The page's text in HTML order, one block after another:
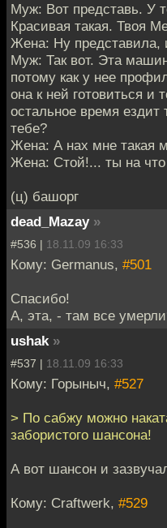
Муж: Вот представь. У
Красивая такая. Твоя
Жена: Ну представила,
Муж: Так вот. Эта
потому как у нее
она к ней готовиться и
остальное время ездит
тебе?
Жена: А нах мне такая
Жена: Стой!... ты на
(ц) башорг
dead_Mazay »
#536 | 18.11.09 16:33
Кому: Germanus, #501
Спасибо!
А, эта, - там все
ushak »
#537 | 18.11.09 16:33
Кому: Горыныч, #527
> По сабжу можно
забористого шансона!
А вот шансон и
Кому: Craftwerk, #529